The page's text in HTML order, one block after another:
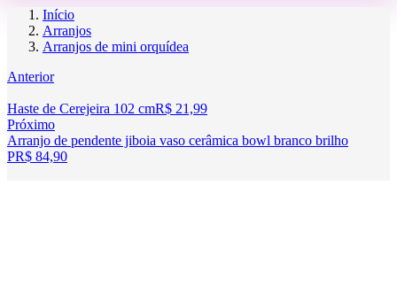
Início
Arranjos
Arranjos de mini orquídea
Anterior
Haste de Cerejeira 102 cmR$ 21,99
Próximo
Arranjo de pendente jiboia vaso cerâmica bowl branco brilho
PR$ 84,90